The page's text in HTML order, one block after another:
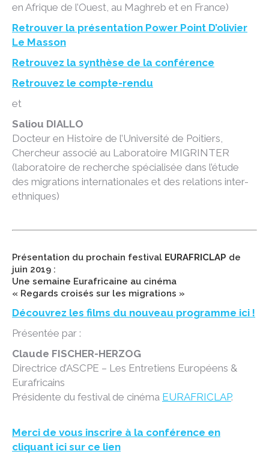
en Afrique de l’Ouest, au Maghreb et en France)
Retrouver la présentation Power Point D’olivier
Le Masson
Retrouvez la synthèse de la conférence
Retrouvez le compte-rendu
et
Saliou DIALLO
Docteur en Histoire de l’Université de Poitiers,
Chercheur associé au Laboratoire MIGRINTER
(laboratoire de recherche spécialisée dans l’étude
des migrations internationales et des relations inter-
ethniques)
Présentation du prochain festival EURAFRICLAP de
juin 2019 :
Une semaine Eurafricaine au cinéma
« Regards croisés sur les migrations »
Découvrez les films du nouveau programme ici !
Présentée par :
Claude FISCHER-HERZOG
Directrice d’ASCPE – Les Entretiens Européens &
Eurafricains
Présidente du festival de cinéma EURAFRICLAP.
Merci de vous inscrire à la conférence en
cliquant ici sur ce lien